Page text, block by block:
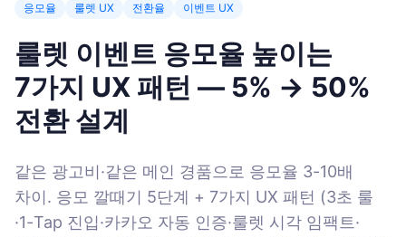
응모율 룰렛 UX 전환율 이벤트 UX
룰렛 이벤트 응모율 높이는
7가지 UX 패턴 — 5% → 50%
전환 설계
같은 광고비·같은 메인 경품으로 응모율 3-10배
차이. 응모 깔때기 5단계 + 7가지 UX 패턴 (3초 룰
·1-Tap 진입·카카오 자동 인증·룰렛 시각 임팩트·